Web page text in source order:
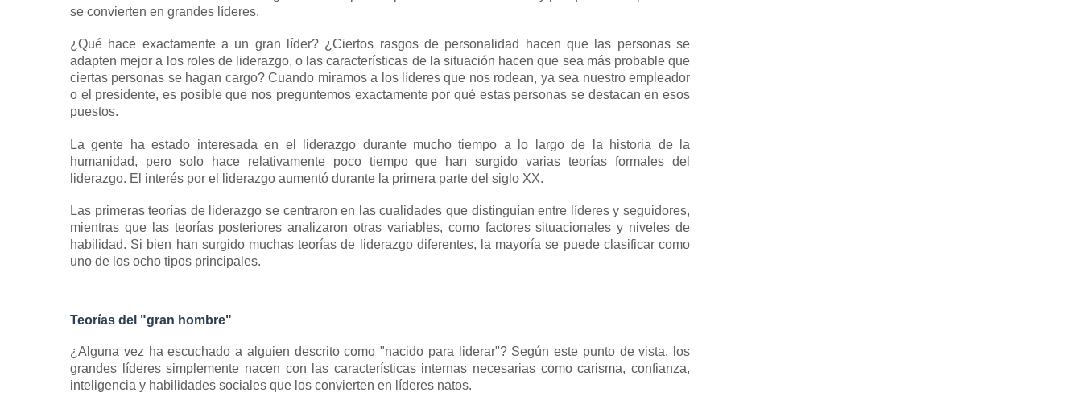
se convierten en grandes líderes.
¿Qué hace exactamente a un gran líder? ¿Ciertos rasgos de personalidad
hacen que las personas se
adapten mejor a los roles de liderazgo, o las características de la situación hacen que sea más probable que
ciertas personas se hagan cargo?Cuando miramos a los líderes que nos rodean, ya sea nuestro empleador
o el presidente, es posible que nos preguntemos exactamente por qué estas personas se destacan en esos
puestos.
La gente ha estado interesada en el liderazgo durante mucho tiempo a lo largo de la historia de la
humanidad, pero solo hace relativamente poco tiempo que han surgido varias teorías formales del
liderazgo. El interés por el liderazgo aumentó durante la primera parte del siglo XX.
Las primeras teorías de liderazgo se centraron en las cualidades que distinguían entre líderes y seguidores,
mientras que las teorías posteriores analizaron otras variables, como factores situacionales y niveles de
habilidad. Si bien han surgido muchas teorías de liderazgo diferentes, la mayoría se puede clasificar como
uno de los ocho tipos principales.
Teorías del "gran hombre"
¿Alguna vez ha escuchado a alguien descrito como "nacido para liderar"? Según este punto de vista, los
grandes líderes simplemente nacen con las características internas necesarias como carisma, confianza,
inteligencia y habilidades sociales que los convierten en líderes natos.